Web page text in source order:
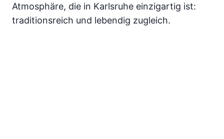
Atmosphäre, die in Karlsruhe einzigartig ist:
traditionsreich und lebendig zugleich.